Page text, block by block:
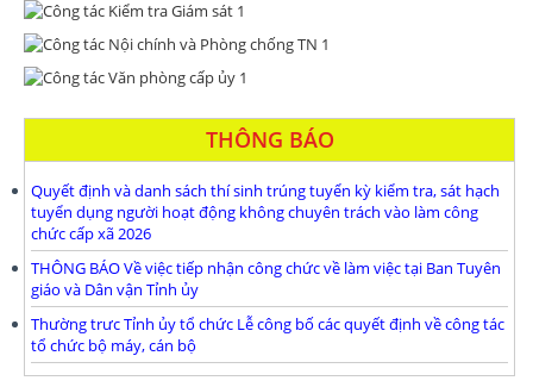
THÔNG BÁO
Quyết định và danh sách thí sinh trúng tuyển kỳ kiểm tra, sát hạch
tuyển dụng người hoạt động không chuyên trách vào làm công
chức cấp xã 2026
THÔNG BÁO Về việc tiếp nhận công chức về làm việc tại Ban Tuyên
giáo và Dân vận Tỉnh ủy
Thường trưc Tỉnh ủy tổ chức Lễ công bố các quyết định về công tác
tổ chức bộ máy, cán bộ